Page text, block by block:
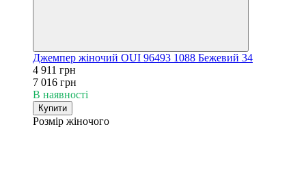
Джемпер жіночий OUI 96493 1088 Бежевий 34
4 911 грн
7 016 грн
В наявності
Купити
Розмір жіночого